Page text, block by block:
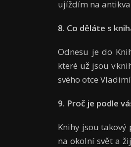
ujíždím na
8. Co děláte s
Odnesu je do
které už jsou v
svého otce
9. Proč je podle
Knihy jsou takový
na okolní svět a